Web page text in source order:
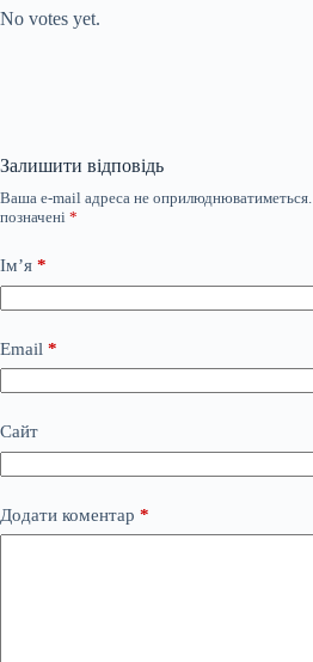
No votes yet.
Залишити відповідь
Ваша e-mail адреса не оприлюднюватиметься.
позначені *
Ім’я *
Email *
Сайт
Додати коментар *